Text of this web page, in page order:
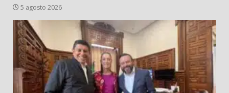
5 agosto 2026